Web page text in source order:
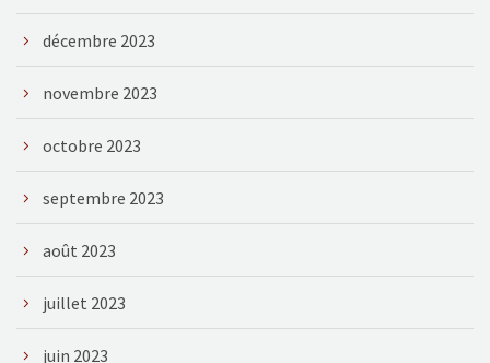
décembre 2023
novembre 2023
octobre 2023
septembre 2023
août 2023
juillet 2023
juin 2023